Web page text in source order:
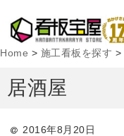
Home > 施工看板を探す >
居酒屋
2016年8月20日